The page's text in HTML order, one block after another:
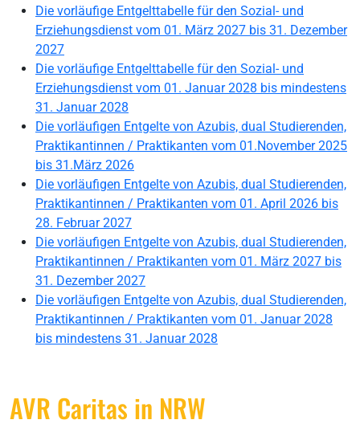
Die vorläufige Entgelttabelle für den Sozial- und
Erziehungsdienst vom 01. März 2027 bis 31. Dezember
2027
Die vorläufige Entgelttabelle für den Sozial- und
Erziehungsdienst vom 01. Januar 2028 bis mindestens
31. Januar 2028
Die vorläufigen Entgelte von Azubis, dual Studierenden,
Praktikantinnen / Praktikanten vom 01.November 2025
bis 31.März 2026
Die vorläufigen Entgelte von Azubis, dual Studierenden,
Praktikantinnen / Praktikanten vom 01. April 2026 bis
28. Februar 2027
Die vorläufigen Entgelte von Azubis, dual Studierenden,
Praktikantinnen / Praktikanten vom 01. März 2027 bis
31. Dezember 2027
Die vorläufigen Entgelte von Azubis, dual Studierenden,
Praktikantinnen / Praktikanten vom 01. Januar 2028
bis mindestens 31. Januar 2028
AVR Caritas in NRW